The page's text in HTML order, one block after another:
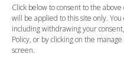
Click below to consent to the
will be applied to this site only.
including withdrawing your
Policy, or by clicking on the
screen.
Categorie
Curiosità, News, ecc.
Tag
neonati prematuri,